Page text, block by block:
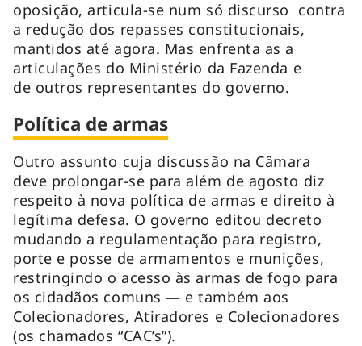
oposição, articula-se num só discurso contra
a redução dos repasses constitucionais,
mantidos até agora. Mas enfrenta as a
articulações do Ministério da Fazenda e
de outros representantes do governo.
Política de armas
Outro assunto cuja discussão na Câmara
deve prolongar-se para além de agosto diz
respeito à nova política de armas e direito à
legítima defesa. O governo editou decreto
mudando a regulamentação para registro,
porte e posse de armamentos e munições,
restringindo o acesso às armas de fogo para
os cidadãos comuns — e também aos
Colecionadores, Atiradores e Colecionadores
(os chamados “CAC’s”).